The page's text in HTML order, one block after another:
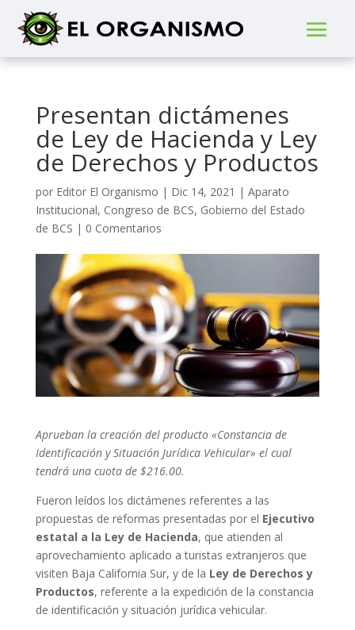
Presentan dictámenes
de Ley de Hacienda y Ley
de Derechos y Productos
por Editor El Organismo | Dic 14, 2021 | Aparato
Institucional, Congreso de BCS, Gobierno del Estado
de BCS | 0 Comentarios
Aprueban la creación del producto «Constancia de
Identificación y Situación Jurídica Vehicular» el cual
tendrá una cuota de $216.00.
Fueron leídos los dictámenes referentes a las
propuestas de reformas presentadas por el Ejecutivo
estatal a la Ley de Hacienda, que atienden al
aprovechamiento aplicado a turistas extranjeros que
visiten Baja California Sur, y de la Ley de Derechos y
Productos, referente a la expedición de la constancia
de identificación y situación jurídica vehicular.